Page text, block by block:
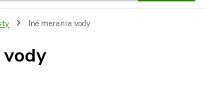
Iné merania vody
vody